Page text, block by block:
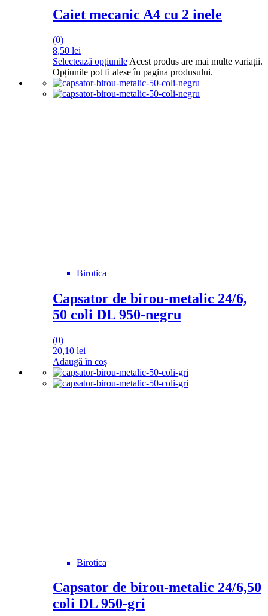
Caiet mecanic A4 cu 2 inele
(0)
8,50 lei
Selectează opțiunile Acest produs are mai multe variații.
Opțiunile pot fi alese în pagina produsului.
Birotica
Capsator de birou-metalic 24/6,
50 coli DL 950-negru
(0)
20,10 lei
Adaugă în coș
Birotica
Capsator de birou-metalic 24/6,50
coli DL 950-gri